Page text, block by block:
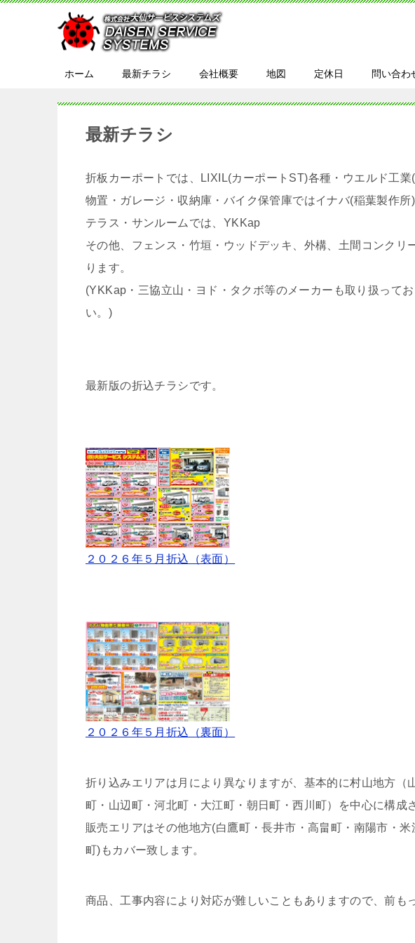
ホーム 最新チラシ 会社概要 地図 定休日 問い合わ
最新チラシ
折板カーポートでは、LIXIL(カーポートST)各種・ウエルド工
物置・ガレージ・収納庫・バイク保管庫ではイナバ(稲葉製作所
テラス・サンルームでは、YKKap
その他、フェンス・竹垣・ウッドデッキ、外構、土間コンクリ
ります。
(YKKap・三協立山・ヨド・タクボ等のメーカーも取り扱って
い。)
最新版の折込チラシです。
２０２６年５月折込（表面）
２０２６年５月折込（裏面）
折り込みエリアは月により異なりますが、基本的に村山地方（
町・山辺町・河北町・大江町・朝日町・西川町）を中心に構成
販売エリアはその他地方(白鷹町・長井市・高畠町・南陽市・
町)もカバー致します。
商品、工事内容により対応が難しいこともありますので、前も